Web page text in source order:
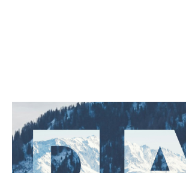
Unisciti a noi in questo viaggio: